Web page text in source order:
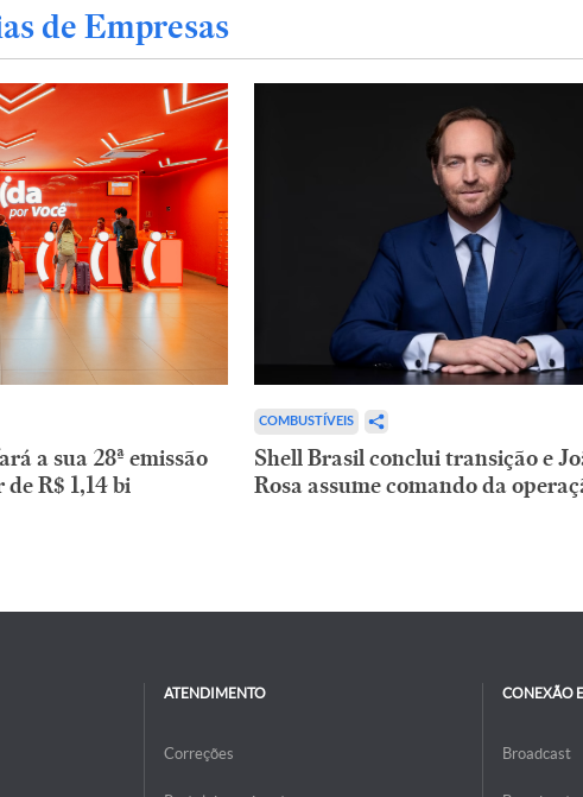
de Empresas
a sua 28ª emissão
R$ 1,14 bi
COMBUSTÍVEIS
Shell Brasil conclui transição e
Rosa assume comando da
ATENDIMENTO
Correções
CONEXÃO
Broadcast